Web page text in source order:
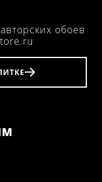
обоев